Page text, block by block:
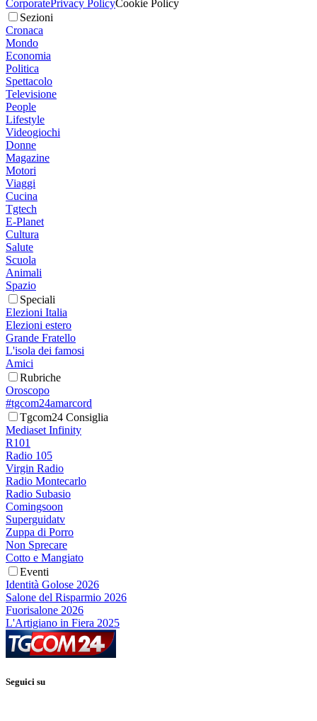
CorporatePrivacy PolicyCookie Policy
Sezioni
Cronaca
Mondo
Economia
Politica
Spettacolo
Televisione
People
Lifestyle
Videogiochi
Donne
Magazine
Motori
Viaggi
Cucina
Tgtech
E-Planet
Cultura
Salute
Scuola
Animali
Spazio
Speciali
Elezioni Italia
Elezioni estero
Grande Fratello
L'isola dei famosi
Amici
Rubriche
Oroscopo
#tgcom24amarcord
Tgcom24 Consiglia
Mediaset Infinity
R101
Radio 105
Virgin Radio
Radio Montecarlo
Radio Subasio
Comingsoon
Superguidatv
Zuppa di Porro
Non Sprecare
Cotto e Mangiato
Eventi
Identità Golose 2026
Salone del Risparmio 2026
Fuorisalone 2026
L'Artigiano in Fiera 2025
Seguici su